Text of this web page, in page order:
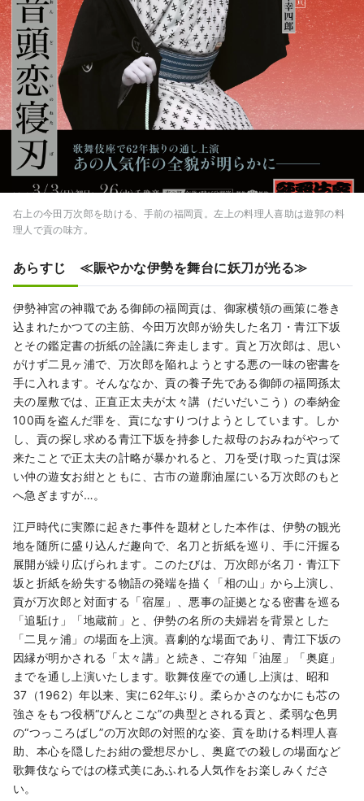
右上の今田万次郎を助ける、手前の福岡貢。左上の料理人喜助は遊郭の料
理人で貢の味方。
あらすじ ≪賑やかな伊勢を舞台に妖刀が光る≫
伊勢神宮の神職である御師の福岡貢は、御家横領の画策に巻き
込まれたかつての主筋、今田万次郎が紛失した名刀・青江下坂
とその鑑定書の折紙の詮議に奔走します。貢と万次郎は、思い
がけず二見ヶ浦で、万次郎を陥れようとする悪の一味の密書を
手に入れます。そんななか、貢の養子先である御師の福岡孫太
夫の屋敷では、正直正太夫が太々講（だいだいこう）の奉納金
100両を盗んだ罪を、貢になすりつけようとしています。しか
し、貢の探し求める青江下坂を持参した叔母のおみねがやって
来たことで正太夫の計略が暴かれると、刀を受け取った貢は深
い仲の遊女お紺とともに、古市の遊廓油屋にいる万次郎のもと
へ急ぎますが…。
江戸時代に実際に起きた事件を題材とした本作は、伊勢の観光
地を随所に盛り込んだ趣向で、名刀と折紙を巡り、手に汗握る
展開が繰り広げられます。このたびは、万次郎が名刀・青江下
坂と折紙を紛失する物語の発端を描く「相の山」から上演し、
貢が万次郎と対面する「宿屋」、悪事の証拠となる密書を巡る
「追駈け」「地蔵前」と、伊勢の名所の夫婦岩を背景とした
「二見ヶ浦」の場面を上演。喜劇的な場面であり、青江下坂の
因縁が明かされる「太々講」と続き、ご存知「油屋」「奥庭」
までを通し上演いたします。歌舞伎座での通し上演は、昭和
37（1962）年以来、実に62年ぶり。柔らかさのなかにも芯の
強さをもつ役柄“ぴんとこな”の典型とされる貢と、柔弱な色男
の“つっころばし”の万次郎の対照的な姿、貢を助ける料理人喜
助、本心を隠したお紺の愛想尽かし、奥庭での殺しの場面など
歌舞伎ならではの様式美にあふれる人気作をお楽しみくださ
い。